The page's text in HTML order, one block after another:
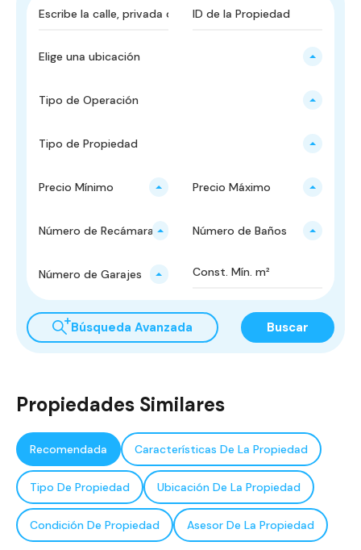
Elige una ubicación
Tipo de Operación
Tipo de Propiedad
Precio Mínimo Precio Máximo
Número de Recámaras Número de Baños
Número de Garajes
Búsqueda Avanzada Buscar
Propiedades Similares
Recomendada Características De La Propiedad
Tipo De Propiedad Ubicación De La Propiedad
Condición De Propiedad Asesor De La Propiedad